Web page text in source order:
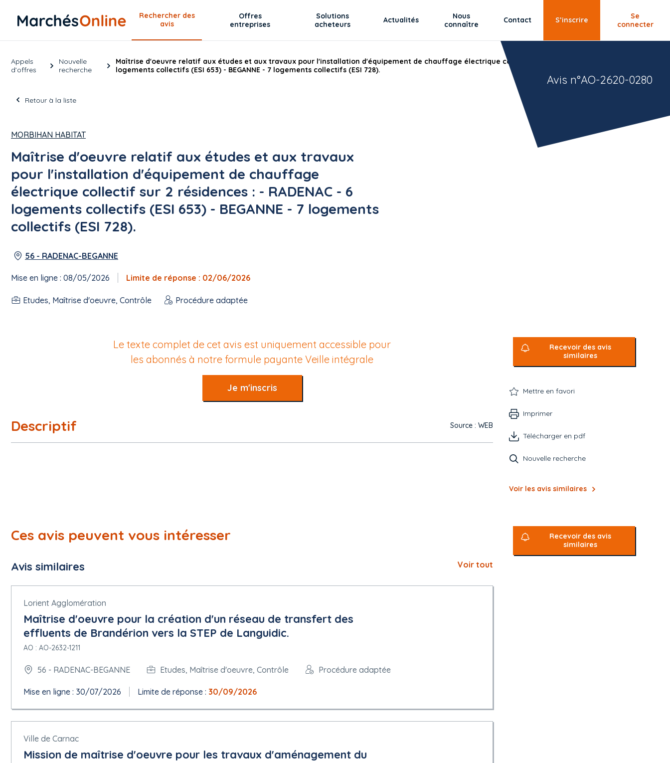
Rechercher des
avis
Offres
entreprises
Solutions
acheteurs
Actualités
Nous
connaître
Contact S’inscrire
Se
connecter
Appels
d’offres
Nouvelle
recherche
Maîtrise d'oeuvre relatif aux études et aux travaux pour l'installation d'équipement de chauffage électrique collectif sur 2 résidences : - RADENAC - 6
logements collectifs (ESI 653) - BEGANNE - 7 logements collectifs (ESI 728).
Retour à la liste
MORBIHAN HABITAT
Maîtrise d'oeuvre relatif aux études et aux travaux
pour l'installation d'équipement de chauffage
électrique collectif sur 2 résidences : - RADENAC - 6
logements collectifs (ESI 653) - BEGANNE - 7 logements
collectifs (ESI 728).
56 - RADENAC-BEGANNE
Mise en ligne : 08/05/2026 Limite de réponse : 02/06/2026
Etudes, Maîtrise d'oeuvre, Contrôle Procédure adaptée
Avis n°AO-2620-0280
Le texte complet de cet avis est uniquement accessible pour
les abonnés à notre formule payante Veille intégrale
Je m'inscris
Descriptif Source : WEB
Recevoir des avis
similaires
Mettre en favori
Imprimer
Télécharger en pdf
Nouvelle recherche
Voir les avis similaires
Ces avis peuvent vous intéresser
Avis similaires Voir tout
Lorient Agglomération
Maîtrise d'oeuvre pour la création d'un réseau de transfert des
effluents de Brandérion vers la STEP de Languidic.
AO : AO-2632-1211
56 - RADENAC-BEGANNE Etudes, Maîtrise d'oeuvre, Contrôle Procédure adaptée
Mise en ligne : 30/07/2026 Limite de réponse : 30/09/2026
Ville de Carnac
Mission de maîtrise d'oeuvre pour les travaux d'aménagement du
Recevoir des avis
similaires